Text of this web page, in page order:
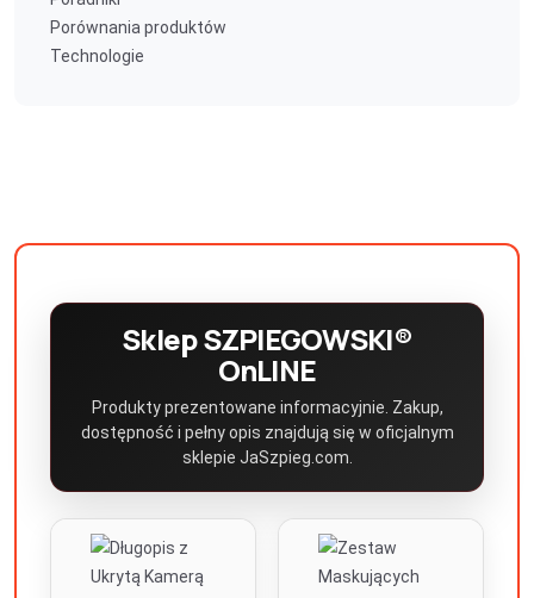
Porównania produktów
Technologie
Sklep SZPIEGOWSKI®
OnLINE
Produkty prezentowane informacyjnie. Zakup,
dostępność i pełny opis znajdują się w oficjalnym
sklepie JaSzpieg.com.